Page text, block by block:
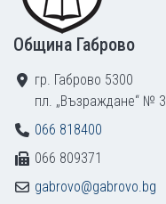
Община Габрово
гр. Габрово 5300
пл. „Възраждане“ № 3
066 818400
066 809371
gabrovo@gabrovo.bg